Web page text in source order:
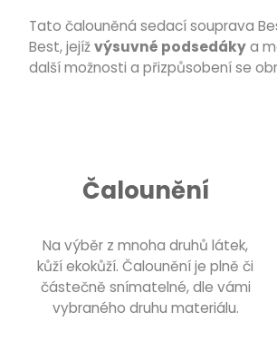
Tato čalouněná sedací souprava
Best, jejížvýsuvné podsedákya
další možnosti a přizpůsobení se
Čalounění
Na výběr z mnoha druhů látek,
kůží ekokůží. Čalounění je plně či
částečně snímatelné, dle vámi
vybraného druhu materiálu.